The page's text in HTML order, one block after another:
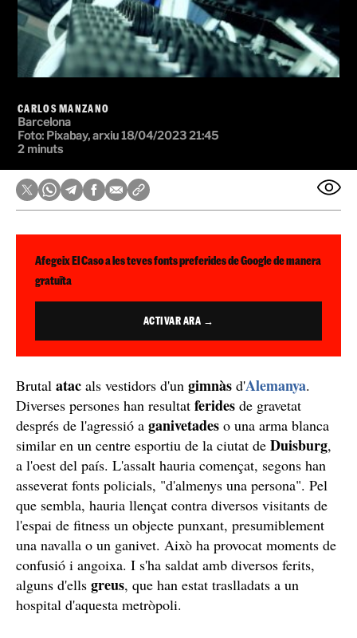
CARLOS MANZANO
Barcelona
Foto: Pixabay, arxiu18/04/2023 21:45
2 minuts
Afegeix El Caso a les teves fonts preferides de Google de manera
gratuïta
ACTIVAR ARA →
Brutal atac als vestidors d'un gimnàs d'Alemanya.
Diverses persones han resultat ferides de gravetat
després de l'agressió a ganivetades o una arma blanca
similar en un centre esportiu de la ciutat de Duisburg,
a l'oest del país. L'assalt hauria començat, segons han
asseverat fonts policials, "d'almenys una persona". Pel
que sembla, hauria llençat contra diversos visitants de
l'espai de fitness un objecte punxant, presumiblement
una navalla o un ganivet. Això ha provocat moments de
confusió i angoixa. I s'ha saldat amb diversos ferits,
alguns d'ells greus, que han estat traslladats a un
hospital d'aquesta metròpoli.